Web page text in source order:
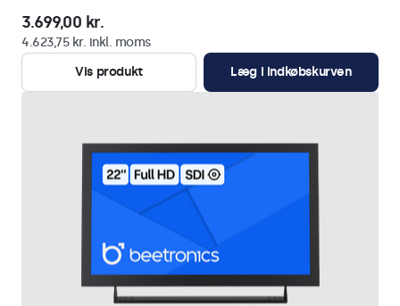
3.699,00 kr.
4.623,75 kr. inkl. moms
Vis produkt
Læg i indkøbskurven